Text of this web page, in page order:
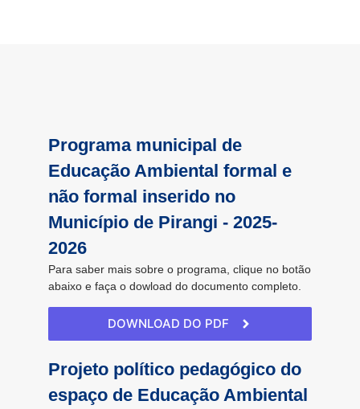
Programa municipal de
Educação Ambiental formal e
não formal inserido no
Município de Pirangi - 2025-
2026
Para saber mais sobre o programa, clique no botão
abaixo e faça o dowload do documento completo.
DOWNLOAD DO PDF
Projeto político pedagógico do
espaço de Educação Ambiental